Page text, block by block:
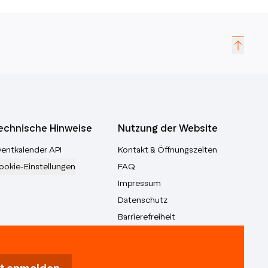
Hinweise
API
Einstellungen
Nutzung der Website
Kontakt & Öffnungszeiten
FAQ
Impressum
Datenschutz
Barrierefreiheit